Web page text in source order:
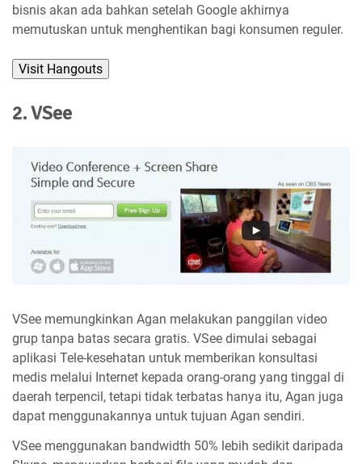
bisnis akan ada bahkan setelah Google akhirnya
memutuskan untuk menghentikan bagi konsumen reguler.
Visit Hangouts
2. VSee
VSee memungkinkan Agan melakukan panggilan video
grup tanpa batas secara gratis. VSee dimulai sebagai
aplikasi Tele-kesehatan untuk memberikan konsultasi
medis melalui Internet kepada orang-orang yang tinggal di
daerah terpencil, tetapi tidak terbatas hanya itu, Agan juga
dapat menggunakannya untuk tujuan Agan sendiri.
VSee menggunakan bandwidth 50% lebih sedikit daripada